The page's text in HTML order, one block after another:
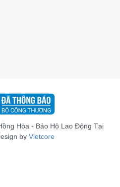
Hòa - Bảo Hộ Lao Động Tại
by Vietcore